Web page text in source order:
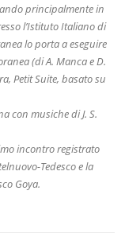
principalmente in
l’Istituto Italiano di
lo porta a eseguire
(di A. Manca e D.
Petit Suite, basato su
con musiche di J. S.
incontro registrato
Tedesco e la
Goya.